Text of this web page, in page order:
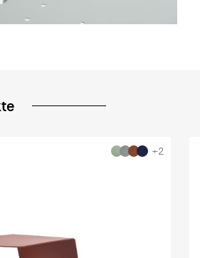
+2